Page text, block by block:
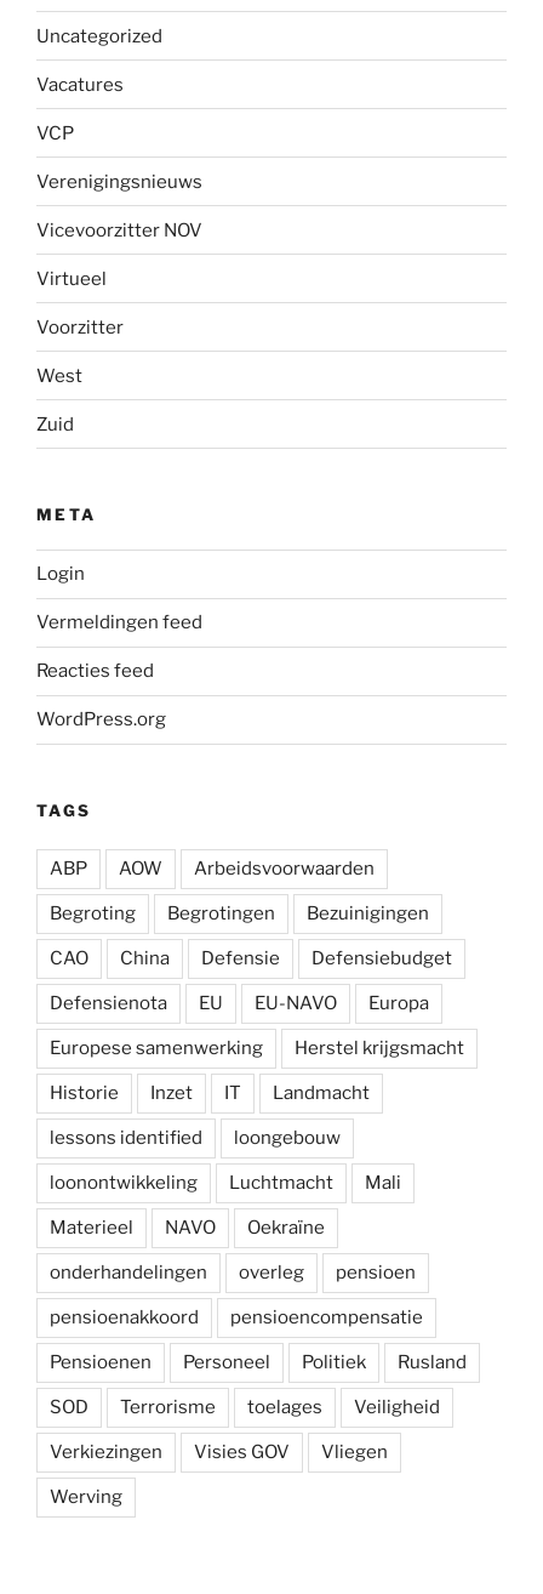
Uncategorized
Vacatures
VCP
Verenigingsnieuws
Vicevoorzitter NOV
Virtueel
Voorzitter
West
Zuid
META
Login
Vermeldingen feed
Reacties feed
WordPress.org
TAGS
ABP AOW Arbeidsvoorwaarden
Begroting Begrotingen Bezuinigingen
CAO China Defensie Defensiebudget
Defensienota EU EU-NAVO Europa
Europese samenwerking Herstel krijgsmacht
Historie Inzet IT Landmacht
lessons identified loongebouw
loonontwikkeling Luchtmacht Mali
Materieel NAVO Oekraïne
onderhandelingen overleg pensioen
pensioenakkoord pensioencompensatie
Pensioenen Personeel Politiek Rusland
SOD Terrorisme toelages Veiligheid
Verkiezingen Visies GOV Vliegen
Werving